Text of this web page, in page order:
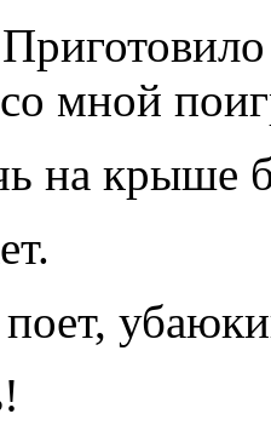
Приготовило
мной
на крыше